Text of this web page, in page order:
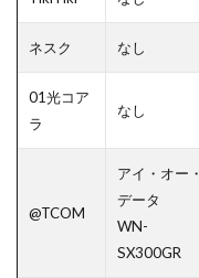
ネスク なし
01光コア
ラ
なし
@TCOM
アイ・オー・
データ
WN-
SX300GR